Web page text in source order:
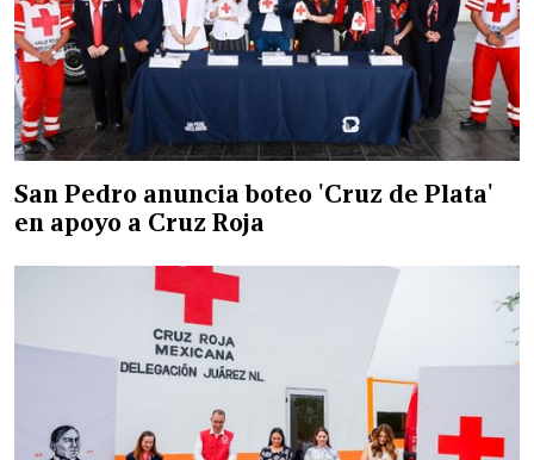
San Pedro anuncia boteo 'Cruz de Plata'
en apoyo a Cruz Roja